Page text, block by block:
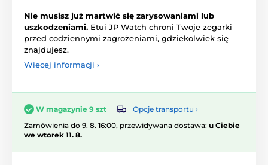
Nie musisz już martwić się zarysowaniami lub
uszkodzeniami. Etui JP Watch chroni Twoje zegarki
przed codziennymi zagrożeniami, gdziekolwiek się
znajdujesz.
Więcej informacji ›
W magazynie 9 szt
Opcje transportu ›
Zamówienia do 9. 8. 16:00, przewidywana dostawa: u Ciebie
we wtorek 11. 8.